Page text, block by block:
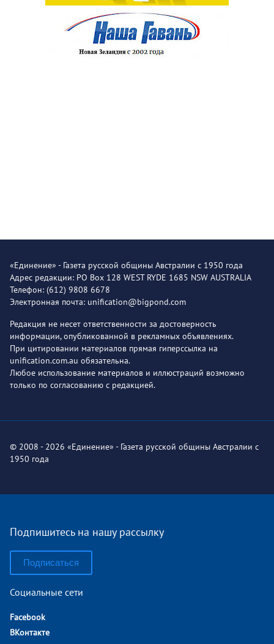
«Единение» - Газета русской общины Австралии с 1950 года
Адрес редакции: PO Box 128 WEST RYDE 1685 NSW AUSTRALIA
Телефон: (612) 9808 6678
Электронная почта: unification@bigpond.com
Редакция не несет ответственности за достоверность
информации, опубликованной в рекламных объявлениях.
При цитировании материалов прямая гиперссылка на
unification.com.au обязательна.
Любое использование материалов и иллюстраций возможно
только по согласованию с редакцией.
© 2008 - 2026 «Единение» - Газета русской общины Австралии с
1950 года
Подпишитесь на нашу рассылку
Подписаться
Социальные сети
Facebook
ВКонтакте